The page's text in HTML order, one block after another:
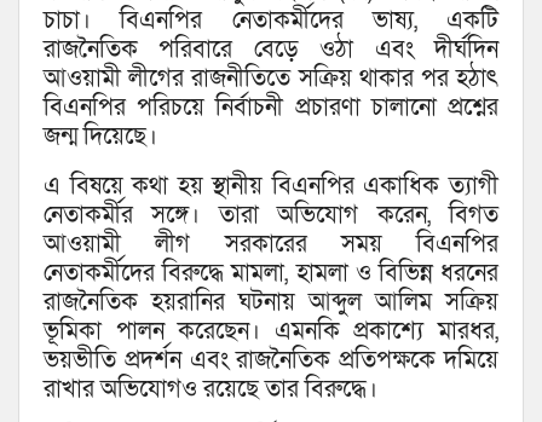
চাচা। বিএনপির নেতাকর্মীদের ভাষ্য, একটি
রাজনৈতিক পরিবারে বেড়ে ওঠা এবং দীর্ঘদিন
আওয়ামী লীগের রাজনীতিতে সক্রিয় থাকার পর হঠাৎ
বিএনপির পরিচয়ে নির্বাচনী প্রচারণা চালানো প্রশ্নের
জন্ম দিয়েছে।
এ বিষয়ে কথা হয় স্থানীয় বিএনপির একাধিক ত্যাগী
নেতাকর্মীর সঙ্গে। তারা অভিযোগ করেন, বিগত
আওয়ামী লীগ সরকারের সময় বিএনপির
নেতাকর্মীদের বিরুদ্ধে মামলা, হামলা ও বিভিন্ন ধরনের
রাজনৈতিক হয়রানির ঘটনায় আব্দুল আলিম সক্রিয়
ভূমিকা পালন করেছেন। এমনকি প্রকাশ্যে মারধর,
ভয়ভীতি প্রদর্শন এবং রাজনৈতিক প্রতিপক্ষকে দমিয়ে
রাখার অভিযোগও রয়েছে তার বিরুদ্ধে।